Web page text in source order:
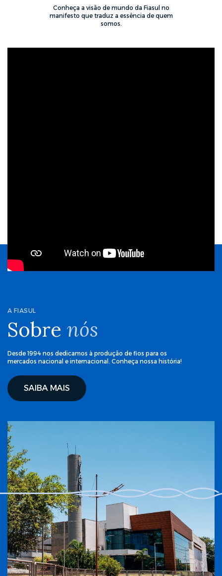
Conheça a visão de mundo da Fiasul no
manifesto que traduz a essência de quem
somos.
A FIASUL
Sobre nós
Desde 1994 nos dedicamos à produção de fios para os
mercados nacional e internacional. Conheça nossa história!
SAIBA MAIS